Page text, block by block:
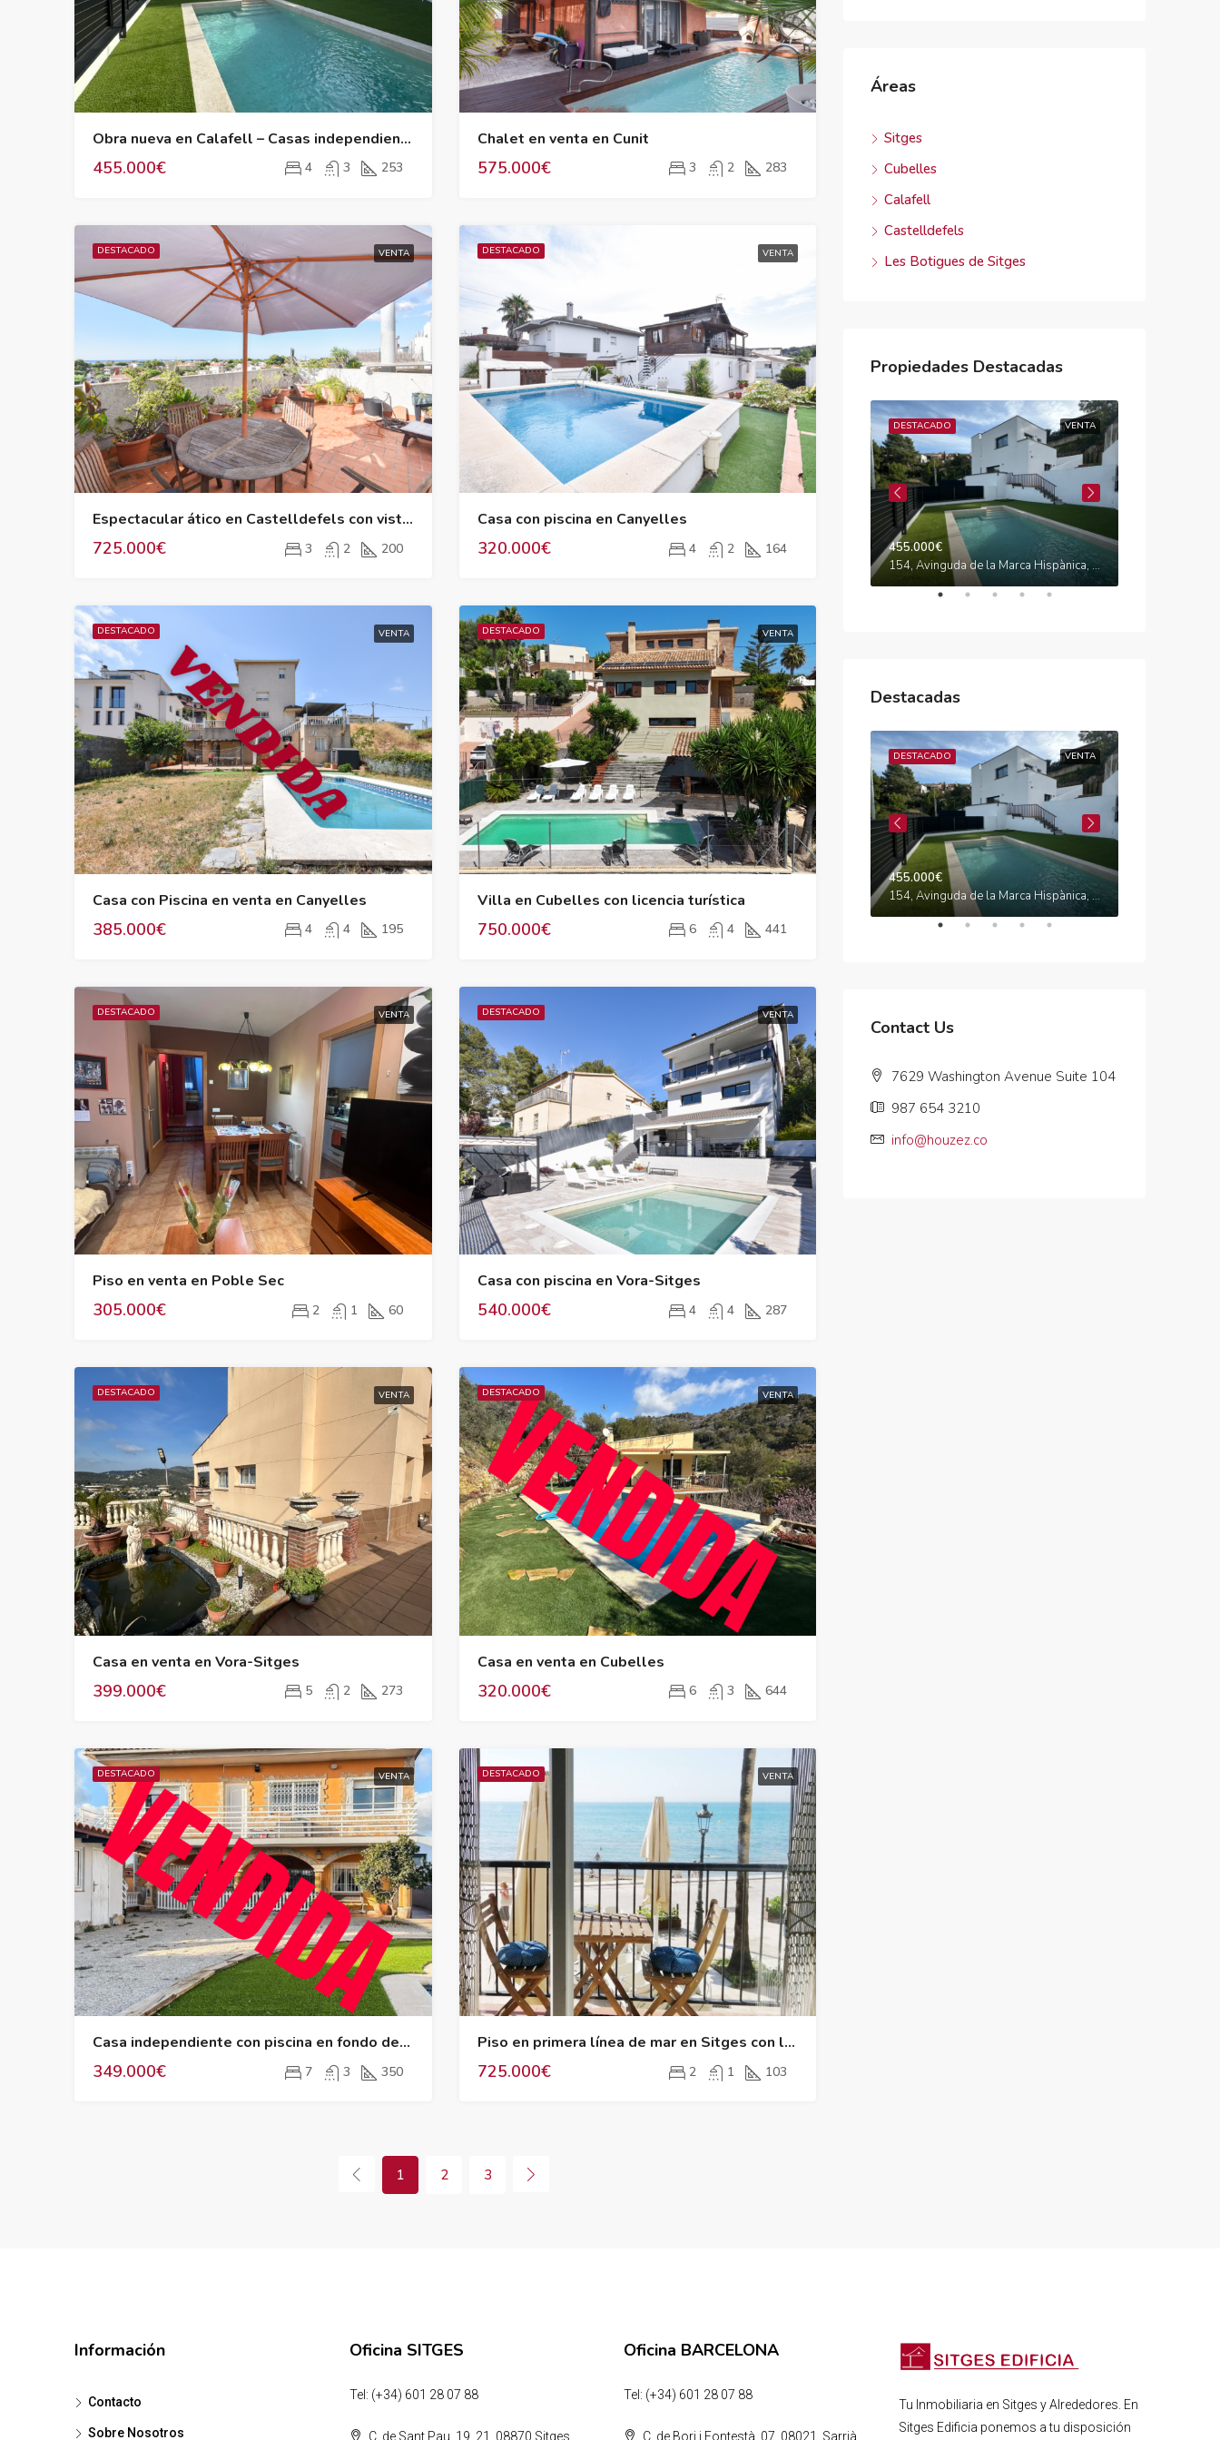
Obra nueva en Calafell – Casas independientes con piscina y jardín
455.000€ 4 3 253
Chalet en venta en Cunit
575.000€ 3 2 283
DESTACADO VENTA
Espectacular ático en Castelldefels con vistas al mar
725.000€ 3 2 200
DESTACADO VENTA
Casa con piscina en Canyelles
320.000€ 4 2 164
DESTACADO VENTA
Casa con Piscina en venta en Canyelles
385.000€ 4 4 195
DESTACADO VENTA
Villa en Cubelles con licencia turística
750.000€ 6 4 441
DESTACADO VENTA
Piso en venta en Poble Sec
305.000€ 2 1 60
DESTACADO VENTA
Casa con piscina en Vora-Sitges
540.000€ 4 4 287
DESTACADO VENTA
Casa en venta en Vora-Sitges
399.000€ 5 2 273
DESTACADO VENTA
Casa en venta en Cubelles
320.000€ 6 3 644
DESTACADO VENTA
Casa independiente con piscina en fondo de somella
349.000€ 7 3 350
DESTACADO VENTA
Piso en primera línea de mar en Sitges con licencia turística
725.000€ 2 1 103
1 2 3
Áreas
Sitges
Cubelles
Calafell
Castelldefels
Les Botigues de Sitges
Propiedades Destacadas
DESTACADO
385.000€
VENTA
DESTACADO
455.000€
154, Avinguda de la Marca Hispànica, Segur de Dalt, Calafell, Baix Penedès, Tarragona, Catalunya, 43882, España
Destacadas
DESTACADO
385.000€
VENTA
DESTACADO
455.000€
154, Avinguda de la Marca Hispànica, Segur de Dalt, Calafell, Baix Penedès, Tarragona, Catalunya, 43882, España
Contact Us
7629 Washington Avenue Suite 104
987 654 3210
info@houzez.co
Información
Contacto
Sobre Nosotros
Oficina SITGES
Tel: (+34) 601 28 07 88
C. de Sant Pau, 19, 21, 08870 Sitges,
Oficina BARCELONA
Tel: (+34) 601 28 07 88
C. de Bori i Fontestà, 07, 08021, Sarrià,
Tu Inmobiliaria en Sitges y Alrededores. En
Sitges Edificia ponemos a tu disposición